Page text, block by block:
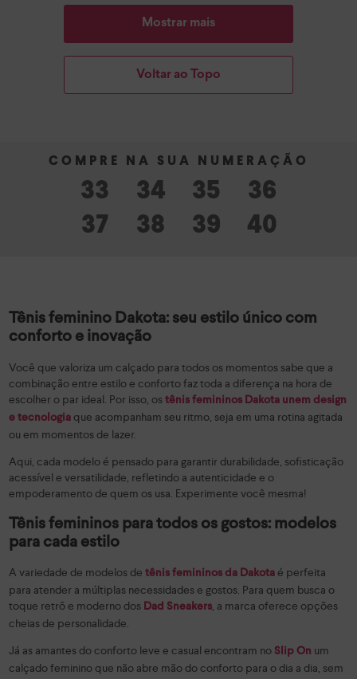
Mostrar mais
Voltar ao Topo
33 34 35
36
37
38 39 40
Tênis feminino Dakota: seu estilo único com
conforto e inovação
Você que valoriza um calçado para todos os momentos sabe que a
combinação entre estilo e conforto faz toda a diferença na hora de
escolher o par ideal. Por isso, ostênis femininos Dakota unem design
e tecnologia que acompanham seu ritmo, seja em uma rotina agitada
ou em momentos de lazer.
Aqui, cada modelo é pensado para garantir durabilidade, sofisticação
acessível e versatilidade, refletindo a autenticidade e o
empoderamento de quem os usa. Experimente você mesma!
Tênis femininos para todos os gostos: modelos
para cada estilo
A variedade de modelos detênis femininos da Dakota é perfeita
para atender a múltiplas necessidades e gostos. Para quem busca o
toque retrô e moderno dos Dad Sneakers, a marca oferece opções
cheias de personalidade.
Já as amantes do conforto leve e casual encontram no Slip On um
calçado feminino que não abre mão do conforto para o dia a dia, sem